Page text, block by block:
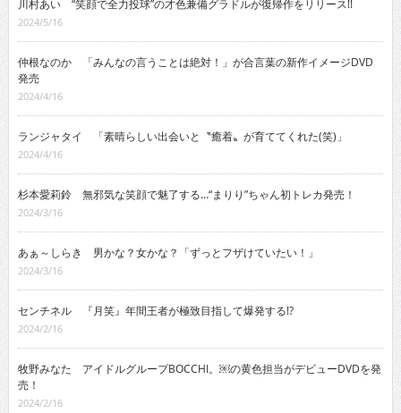
川村あい “笑顔で全力投球”の才色兼備グラドルが復帰作をリリース!!
2024/5/16
仲根なのか 「みんなの言うことは絶対！」が合言葉の新作イメージDVD
発売
2024/4/16
ランジャタイ 「素晴らしい出会いと〝癒着〟が育ててくれた(笑)」
2024/4/16
杉本愛莉鈴 無邪気な笑顔で魅了する…“まりり”ちゃん初トレカ発売！
2024/3/16
あぁ～しらき 男かな？女かな？「ずっとフザけていたい！」
2024/3/16
センチネル 『月笑』年間王者が極致目指して爆発する!?
2024/2/16
牧野みなた アイドルグループBOCCHI。￼の黄色担当がデビューDVDを発
売！
2024/2/16